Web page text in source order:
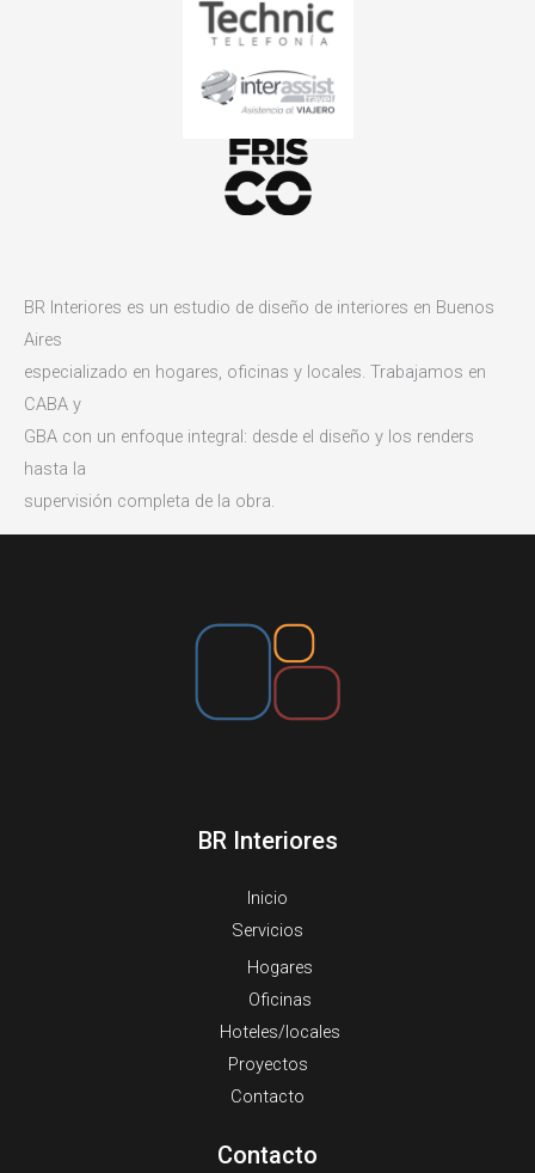
BR Interiores es un estudio de diseño de interiores en Buenos
Aires
especializado en hogares, oficinas y locales. Trabajamos en
CABA y
GBA con un enfoque integral: desde el diseño y los renders
hasta la
supervisión completa de la obra.
BR Interiores
Inicio
Servicios
Hogares
Oficinas
Hoteles/locales
Proyectos
Contacto
Contacto